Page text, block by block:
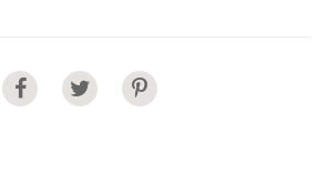
Share